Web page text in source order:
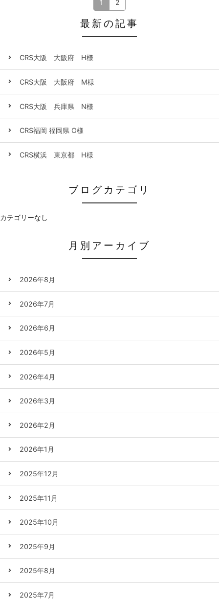
1 2
最新の記事
CRS大阪 大阪府 H様
CRS大阪 大阪府 M様
CRS大阪 兵庫県 N様
CRS福岡 福岡県 O様
CRS横浜 東京都 H様
ブログカテゴリ
カテゴリーなし
月別アーカイブ
2026年8月
2026年7月
2026年6月
2026年5月
2026年4月
2026年3月
2026年2月
2026年1月
2025年12月
2025年11月
2025年10月
2025年9月
2025年8月
2025年7月